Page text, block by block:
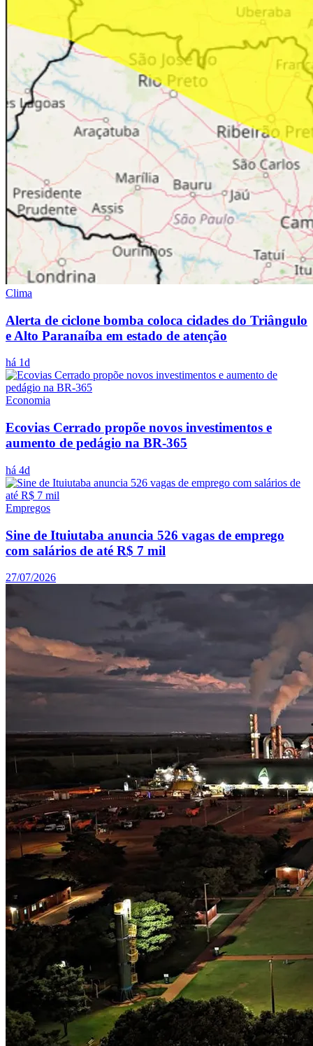
Clima
Alerta de ciclone bomba coloca cidades do Triângulo
e Alto Paranaíba em estado de atenção
há 1d
Economia
Ecovias Cerrado propõe novos investimentos e
aumento de pedágio na BR-365
há 4d
Empregos
Sine de Ituiutaba anuncia 526 vagas de emprego
com salários de até R$ 7 mil
27/07/2026